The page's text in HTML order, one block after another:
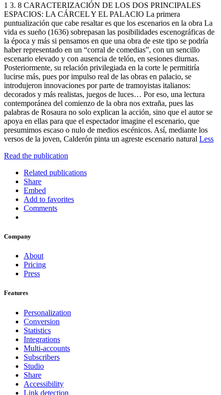
1 3. 8 CARACTERIZACIÓN DE LOS DOS PRINCIPALES
ESPACIOS: LA CÁRCEL Y EL PALACIO La primera
puntualización que cabe resaltar es que los escenarios en la obra La
vida es sueño (1636) sobrepasan las posibilidades escenográficas de
la época y más si pensamos en que una obra de este tipo se podría
haber representado en un “corral de comedias”, con un sencillo
escenario elevado y con ausencia de telón, en sesiones diurnas.
Posteriormente, su relación privilegiada en la corte le permitiría
lucirse más, pues por impulso real de las obras en palacio, se
introdujeron innovaciones por parte de tramoyistas italianos:
decorados y más realistas, juegos de luces… Por eso, una lectura
contemporánea del comienzo de la obra nos extraña, pues las
palabras de Rosaura no solo explican la acción, sino que el autor se
apoya en ellas para que el espectador imagine el escenario, que
presumimos escaso o nulo de medios escénicos. Así, mediante los
versos de la joven, Calderón pinta un agreste escenario natural Less
Read the publication
Related publications
Share
Embed
Add to favorites
Comments
Company
About
Pricing
Press
Features
Personalization
Conversion
Statistics
Integrations
Multi-accounts
Subscribers
Studio
Share
Accessibility
Link detection